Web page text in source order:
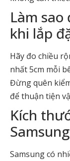
Làm
khi lắp
Hãy đo chiều
nhất 5cm mỗi
Đừng quên
để thuận tiện
Kích
Samsung có